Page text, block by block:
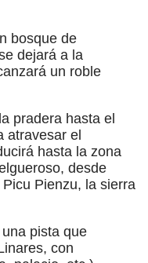
bosque de
dejará a la
un roble
pradera hasta el
atravesar el
hasta la zona
desde
Pienzu, la sierra
pista que
con